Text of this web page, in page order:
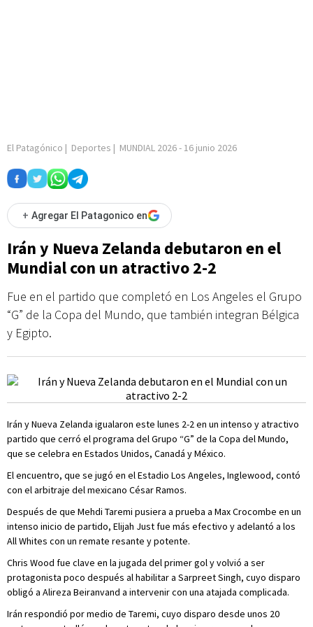
El Patagónico | Deportes | MUNDIAL 2026- 16 junio 2026
+ Agregar El Patagonico en
Irán y Nueva Zelanda debutaron en el
Mundial con un atractivo 2-2
Fue en el partido que completó en Los Angeles el Grupo
“G” de la Copa del Mundo, que también integran Bélgica
y Egipto.
Irán y Nueva Zelanda igualaron este lunes 2-2 en un intenso y atractivo
partido que cerró el programa del Grupo “G” de la Copa del Mundo,
que se celebra en Estados Unidos, Canadá y México.
El encuentro, que se jugó en el Estadio Los Angeles, Inglewood, contó
con el arbitraje del mexicano César Ramos.
Después de que Mehdi Taremi pusiera a prueba a Max Crocombe en un
intenso inicio de partido, Elijah Just fue más efectivo y adelantó a los
All Whites con un remate resante y potente.
Chris Wood fue clave en la jugada del primer gol y volvió a ser
protagonista poco después al habilitar a Sarpreet Singh, cuyo disparo
obligó a Alireza Beiranvand a intervenir con una atajada complicada.
Irán respondió por medio de Taremi, cuyo disparo desde unos 20